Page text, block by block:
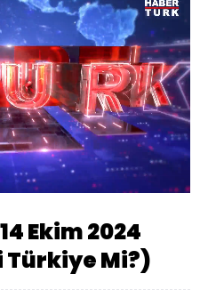
Oynatma
Hızı
Ekim 2024
Mi?)